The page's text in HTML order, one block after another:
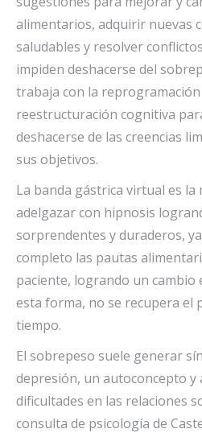
alimentarios, adquirir nuevas
saludables y resolver
impiden deshacerse del
trabaja con la
reestructuración cognitiva
deshacerse de las creencias
sus objetivos.
La banda gástrica virtual es
adelgazar con hipnosis
sorprendentes y duraderos,
completo las pautas
paciente, logrando un cambio
esta forma, no se recupera el
tiempo.
El sobrepeso suele generar
depresión, un autoconcepto
dificultades en las relaciones
consulta de psicología de